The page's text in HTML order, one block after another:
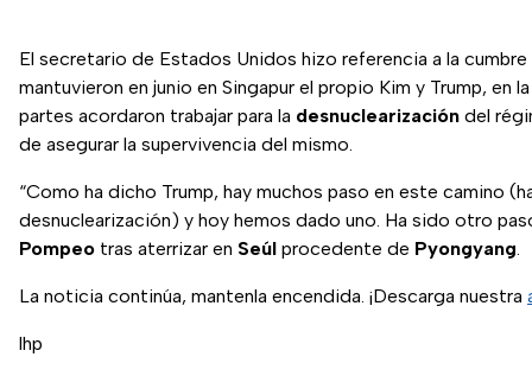
El secretario de Estados Unidos hizo referencia a la cumbre
mantuvieron en junio en Singapur el propio Kim y Trump, en
partes acordaron trabajar para la desnuclearización del
de asegurar la supervivencia del mismo.
“Como ha dicho Trump, hay muchos paso en este camino
desnuclearización) y hoy hemos dado uno. Ha sido otro
Pompeo tras aterrizar en Seúl procedente de Pyongyang.
La noticia continúa, mantenla encendida. ¡Descarga nuestra
lhp